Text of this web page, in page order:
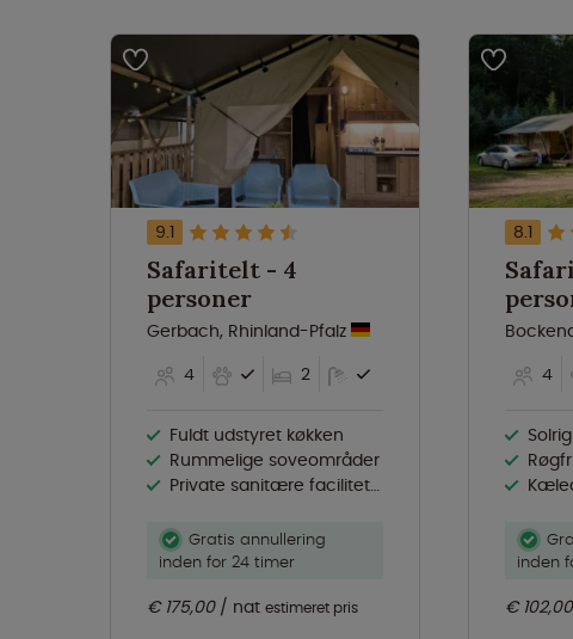
9.1
Safaritelt - 4
personer
Gerbach, Rhinland-Pfalz
4
2
Fuldt udstyret køkken
Rummelige soveområder
Private sanitære faciliteter
Gratis annullering
inden for 24 timer
€ 175,00 nat estimeret pris
8.1
4
inden
€ 102,00